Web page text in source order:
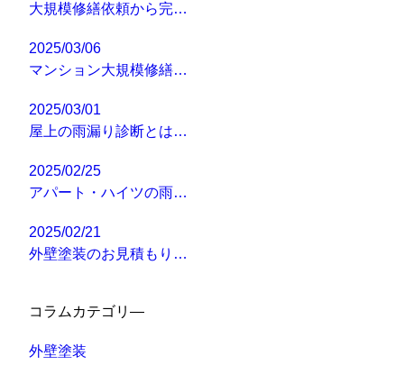
大規模修繕依頼から完…
2025/03/06
マンション大規模修繕…
2025/03/01
屋上の雨漏り診断とは…
2025/02/25
アパート・ハイツの雨…
2025/02/21
外壁塗装のお見積もり…
コラムカテゴリ―
外壁塗装